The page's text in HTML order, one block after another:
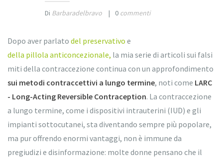
Di Barbaradelbravo | 0 commenti
Dopo aver parlato del preservativo e
della pillola anticoncezionale, la mia serie di articoli sui falsi
miti della contraccezione continua con un approfondimento
sui metodi contraccettivi a lungo termine, noti come LARC
- Long-Acting Reversible Contraception. La contraccezione
a lungo termine, come i dispositivi intrauterini (IUD) e gli
impianti sottocutanei, sta diventando sempre più popolare,
ma pur offrendo enormi vantaggi, non è immune da
pregiudizi e disinformazione: molte donne pensano che il